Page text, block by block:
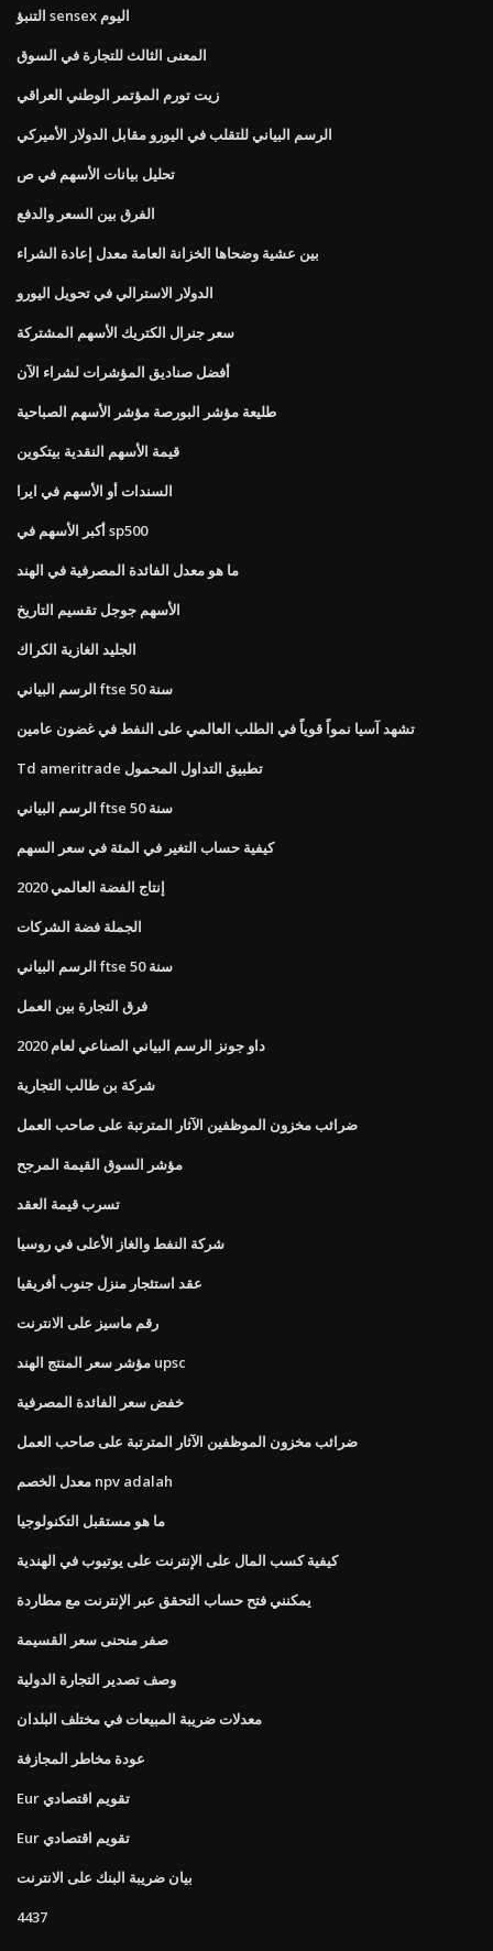
التنبؤ sensex اليوم
المعنى الثالث للتجارة في السوق
زيت تورم المؤتمر الوطني العراقي
الرسم البياني للتقلب في اليورو مقابل الدولار الأميركي
تحليل بيانات الأسهم في ص
الفرق بين السعر والدفع
بين عشية وضحاها الخزانة العامة معدل إعادة الشراء
الدولار الاسترالي في تحويل اليورو
سعر جنرال الكتريك الأسهم المشتركة
أفضل صناديق المؤشرات لشراء الآن
طليعة مؤشر البورصة مؤشر الأسهم الصباحية
قيمة الأسهم النقدية بيتكوين
السندات أو الأسهم في ايرا
أكبر الأسهم في sp500
ما هو معدل الفائدة المصرفية في الهند
الأسهم جوجل تقسيم التاريخ
الجليد الغازية الكراك
الرسم البياني ftse 50 سنة
تشهد آسيا نمواً قوياً في الطلب العالمي على النفط في غضون عامين
Td ameritrade تطبيق التداول المحمول
الرسم البياني ftse 50 سنة
كيفية حساب التغير في المئة في سعر السهم
إنتاج الفضة العالمي 2020
الجملة فضة الشركات
الرسم البياني ftse 50 سنة
فرق التجارة بين العمل
داو جونز الرسم البياني الصناعي لعام 2020
شركة بن طالب التجارية
ضرائب مخزون الموظفين الآثار المترتبة على صاحب العمل
مؤشر السوق القيمة المرجح
تسرب قيمة العقد
شركة النفط والغاز الأعلى في روسيا
عقد استئجار منزل جنوب أفريقيا
رقم ماسيز على الانترنت
مؤشر سعر المنتج الهند upsc
خفض سعر الفائدة المصرفية
ضرائب مخزون الموظفين الآثار المترتبة على صاحب العمل
معدل الخصم npv adalah
ما هو مستقبل التكنولوجيا
كيفية كسب المال على الإنترنت على يوتيوب في الهندية
يمكنني فتح حساب التحقق عبر الإنترنت مع مطاردة
صفر منحنى سعر القسيمة
وصف تصدير التجارة الدولية
معدلات ضريبة المبيعات في مختلف البلدان
عودة مخاطر المجازفة
Eur تقويم اقتصادي
Eur تقويم اقتصادي
بيان ضريبة البنك على الانترنت
4437